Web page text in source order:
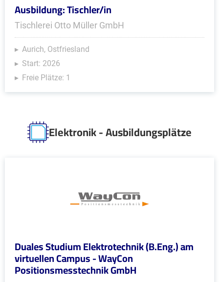
Ausbildung: Tischler/in
Tischlerei Otto Müller GmbH
Aurich, Ostfriesland
Start: 2026
Freie Plätze: 1
Elektronik - Ausbildungsplätze
Duales Studium Elektrotechnik (B.Eng.) am
virtuellen Campus - WayCon
Positionsmesstechnik GmbH